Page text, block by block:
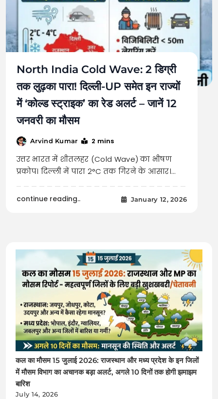
North India Cold Wave: 2 डिग्री
तक लुढ़का पारा! दिल्ली-UP समेत इन राज्यों
में ‘कोल्ड स्ट्राइक’ का रेड अलर्ट – जानें 12
जनवरी का मौसम
Arvind Kumar 2 mins
उत्तर भारत में शीतलहर (Cold Wave) का भीषण
प्रकोप। दिल्ली में पारा 2°C तक गिरने के आसार।…
continue reading.. January 12, 2026
कल का मौसम 15 जुलाई 2026: राजस्थान और मध्य प्रदेश के इन जिलों
में मौसम विभाग का अचानक बड़ा अलर्ट, अगले 10 दिनों तक होगी झमाझम
बारिश
July 14, 2026